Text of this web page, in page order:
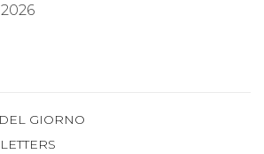
GIORNO